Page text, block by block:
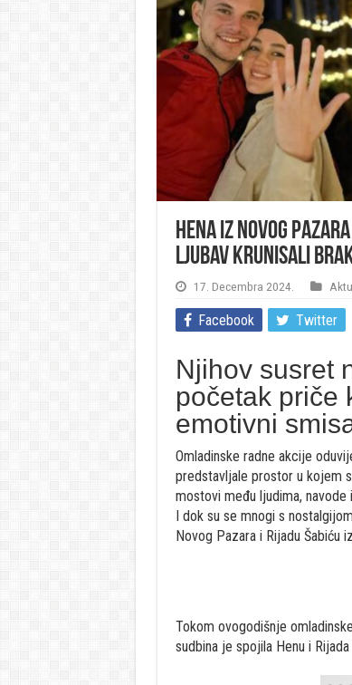
Hena iz Novog
Ljubav krunisali
17. Decembra 2024.
Facebook Twitter
Njihov susret
početak priče
emotivni
Omladinske radne akcije
predstavljale prostor u kojem
mostovi među ljudima, navode
I dok su se mnogi s
Novog Pazara i Rijadu Šabiću
Tokom ovogodišnje
sudbina je spojila Henu i